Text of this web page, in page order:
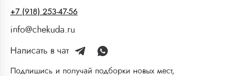
+7 (918) 253-47-56
info@chekuda.ru
Написать в чат
Подпишись и получай подборки новых мест,